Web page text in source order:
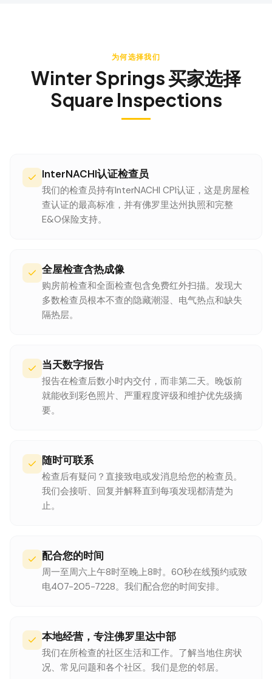
为何选择我们
Winter Springs买家选择
Square Inspections
InterNACHI认证检查员
我们的检查员持有InterNACHI CPI认证，这是房屋检
查认证的最高标准，并有佛罗里达州执照和完整
E&O保险支持。
全屋检查含热成像
购房前检查和全面检查包含免费红外扫描。发现大
多数检查员根本不查的隐藏潮湿、电气热点和缺失
隔热层。
当天数字报告
报告在检查后数小时内交付，而非第二天。晚饭前
就能收到彩色照片、严重程度评级和维护优先级摘
要。
随时可联系
检查后有疑问？直接致电或发消息给您的检查员。
我们会接听、回复并解释直到每项发现都清楚为
止。
配合您的时间
周一至周六上午8时至晚上8时。60秒在线预约或致
电407-205-7228。我们配合您的时间安排。
本地经营，专注佛罗里达中部
我们在所检查的社区生活和工作。了解当地住房状
况、常见问题和各个社区。我们是您的邻居。